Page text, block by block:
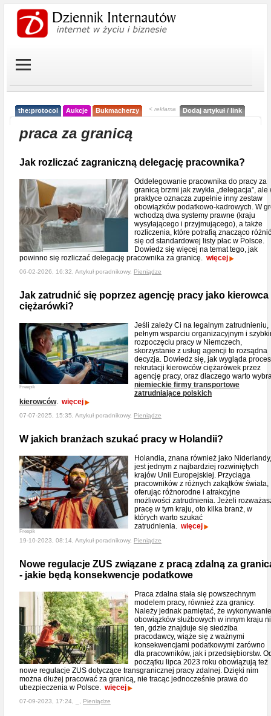
the:protocol Aukcje Bukmacherzy < reklama Dodaj artykuł / link
praca za granicą
Jak rozliczać zagraniczną delegację pracownika?
Oddelegowanie pracownika do pracy za
granicą brzmi jak zwykła „delegacja”, ale
praktyce oznacza zupełnie inny zestaw
obowiązków podatkowo-kadrowych. W
wchodzą dwa systemy prawne (kraju
wysyłającego i przyjmującego), a także
rozliczenia, które potrafią znacząco różnić
się od standardowej listy płac w Polsce.
Dowiedz się więcej na temat tego, jak
powinno się rozliczać delegację pracownika za granicę. więcej
06-02-2026, 16:32, Artykuł poradnikowy, Pieniądze
Jak zatrudnić się poprzez agencję pracy jako kierowca
ciężarówki?
Freepik
Jeśli zależy Ci na legalnym zatrudnieniu,
pełnym wsparciu organizacyjnym i
rozpoczęciu pracy w Niemczech,
skorzystanie z usług agencji to rozsądna
decyzja. Dowiedz się, jak wygląda proces
rekrutacji kierowców ciężarówek przez
agencję pracy, oraz dlaczego warto
niemieckie firmy transportowe
zatrudniające polskich
kierowców. więcej
07-07-2025, 15:35, Artykuł poradnikowy, Pieniądze
W jakich branżach szukać pracy w Holandii?
Freepik
Holandia, znana również jako Niderlandy,
jest jednym z najbardziej rozwiniętych
krajów Unii Europejskiej. Przyciąga
pracowników z różnych zakątków świata,
oferując różnorodne i atrakcyjne
możliwości zatrudnienia. Jeżeli
pracę w tym kraju, oto kilka branż, w
których warto szukać
zatrudnienia. więcej
19-10-2023, 08:14, Artykuł poradnikowy, Pieniądze
Nowe regulacje ZUS związane z pracą zdalną za
- jakie będą konsekwencje podatkowe
Praca zdalna stała się powszechnym
modelem pracy, również zza granicy.
Należy jednak pamiętać, że wykonywanie
obowiązków służbowych w innym kraju
ten, gdzie znajduje się siedziba
pracodawcy, wiąże się z ważnymi
konsekwencjami podatkowymi zarówno
dla pracowników, jak i przedsiębiorstw.
początku lipca 2023 roku obowiązują też
nowe regulacje ZUS dotyczące transgranicznej pracy zdalnej. Dzięki nim
można dłużej pracować za granicą, nie tracąc jednocześnie prawa do
ubezpieczenia w Polsce. więcej
07-09-2023, 17:24, _, Pieniądze